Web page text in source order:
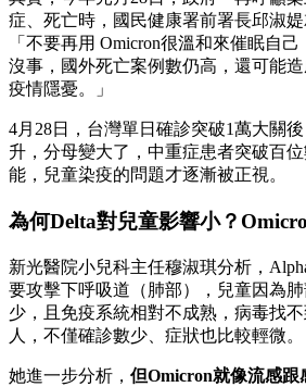
症、死亡時，國民健康署前署長邱淑媞
「不要再用 Omicron很溫和來催眠自
沒事，國外死亡案例數仍高，還可能
疫情隱憂。」
4月28日，台灣單日確診突破1萬大關
升，分母變大了，中重症患者突破百
能，兒童染疫的問題才逐漸被正視。
為何Delta對兒童影響小？
新光醫院小兒科主任穆淑琪分析，
要攻擊下呼吸道（肺部），兒童因為
少，且免疫系統相對不成熟，病毒找
人，不僅確診數少、症狀也比較輕微。
她進一步分析， 但Omicron就像流感